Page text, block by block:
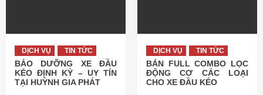
DỊCH VỤ TIN TỨC
BẢO DƯỠNG XE ĐẦU
KÉO ĐỊNH KỲ – UY TÍN
TẠI HUỲNH GIA PHÁT
DỊCH VỤ TIN TỨC
BÁN FULL COMBO LỌC
ĐỘNG CƠ CÁC LOẠI
CHO XE ĐẦU KÉO